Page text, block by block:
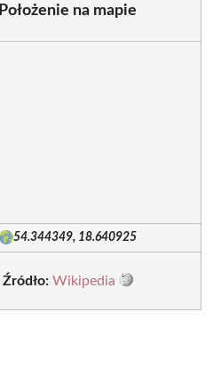
Położenie na mapie
54.344349, 18.640925
Źródło: Wikipedia